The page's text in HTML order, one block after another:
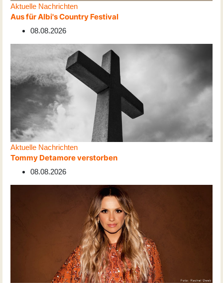
Aktuelle Nachrichten
Aus für Albi's Country Festival
08.08.2026
Aktuelle Nachrichten
Tommy Detamore verstorben
08.08.2026